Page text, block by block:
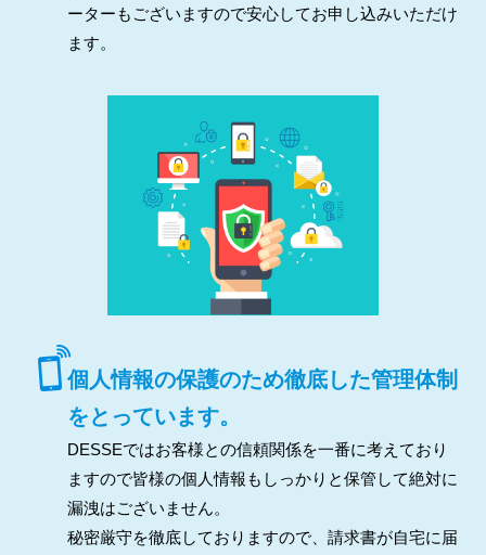
ーターもございますので安心してお申し込みいただけ
ます。
個人情報の保護のため徹底した管理体制
をとっています。
DESSEではお客様との信頼関係を一番に考えており
ますので皆様の個人情報もしっかりと保管して絶対に
漏洩はございません。
秘密厳守を徹底しておりますので、請求書が自宅に届